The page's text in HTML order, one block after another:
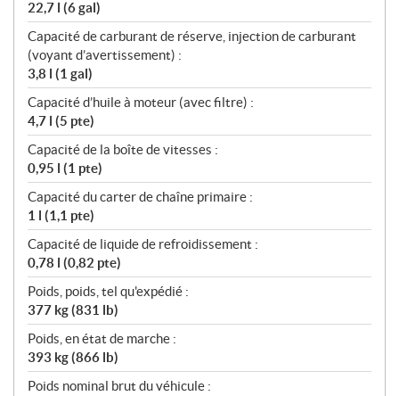
22,7 l (6 gal)
Capacité de carburant de réserve, injection de carburant
(voyant d’avertissement) :
3,8 l (1 gal)
Capacité d’huile à moteur (avec filtre) :
4,7 l (5 pte)
Capacité de la boîte de vitesses :
0,95 l (1 pte)
Capacité du carter de chaîne primaire :
1 l (1,1 pte)
Capacité de liquide de refroidissement :
0,78 l (0,82 pte)
Poids, poids, tel qu'expédié :
377 kg (831 lb)
Poids, en état de marche :
393 kg (866 lb)
Poids nominal brut du véhicule :